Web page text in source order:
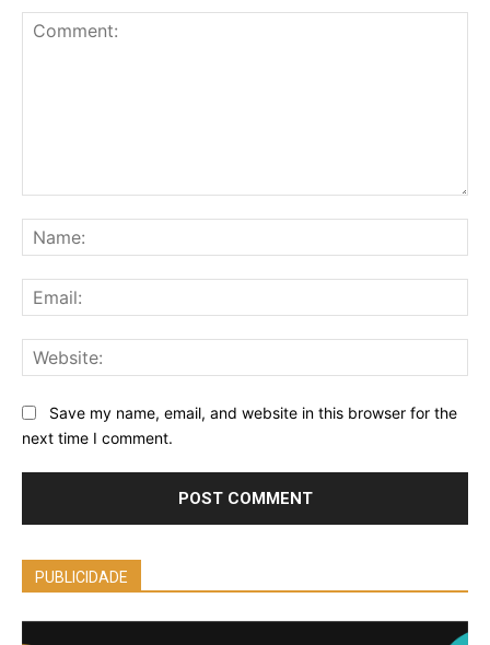
Save my name, email, and website in this browser for the
next time I comment.
PUBLICIDADE